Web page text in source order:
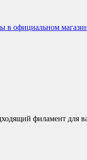
в официальном
филамент для